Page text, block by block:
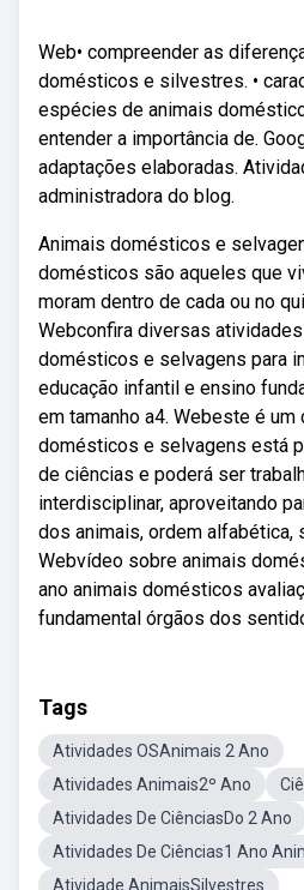
Web• compreender as
domésticos e silvestres. •
espécies de animais
entender a importância de.
adaptações elaboradas.
administradora do blog.
Animais domésticos e
domésticos são aqueles que
moram dentro de cada ou no
Webconfira diversas
domésticos e selvagens para
educação infantil e ensino
em tamanho a4. Webeste é
domésticos e selvagens está
de ciências e poderá ser
interdisciplinar, aproveitando
dos animais, ordem alfabética,
Webvídeo sobre animais
ano animais domésticos
fundamental órgãos dos
Tags
Atividades OSAnimais 2 Ano
Atividades Animais2º Ano
Atividades De CiênciasDo 2 Ano
Atividades De Ciências1 Ano
Atividade AnimaisSilvestres